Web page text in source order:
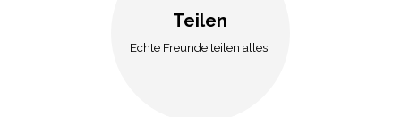
Teilen
Echte Freunde teilen alles.